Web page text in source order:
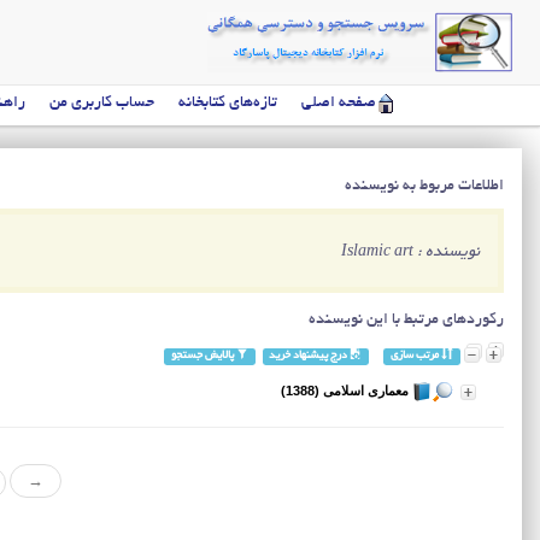
صفحه اصلی تازه‌های کتابخانه حساب کاربری من
اطلاعات مربوط به نویسنده
نویسنده : Islamic art
رکوردهای مرتبط با این نویسنده
مرتب سازی درج پیشنهاد خرید پالایش جستجو
معماری اسلامی (1388)
→